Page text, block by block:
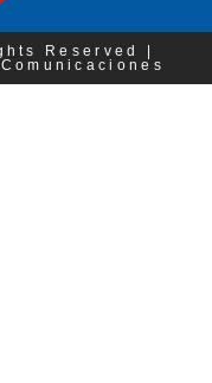
Reserved |